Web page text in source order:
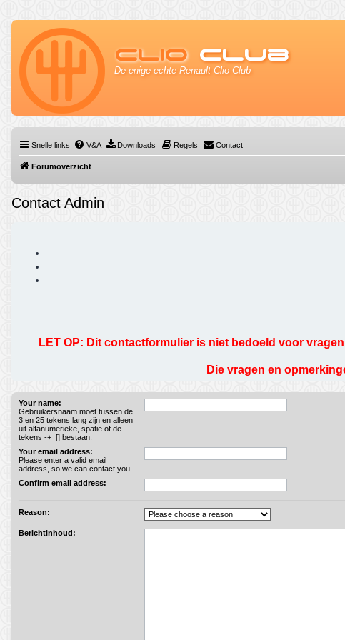
Clio Club
De enige echte Renault Clio Club
Snelle links V&A Downloads Regels Contact
Forumoverzicht
Contact Admin
LET OP: Dit contactformulier is niet bedoeld voor
Die vragen en
Your name:
Gebruikersnaam moet tussen de
3 en 25 tekens lang zijn en alleen
uit alfanumerieke, spatie of de
tekens -+_[] bestaan.
Your email address:
Please enter a valid email
address, so we can contact you.
Confirm email address:
Reason:
Berichtinhoud: